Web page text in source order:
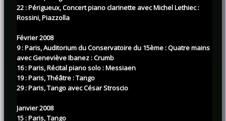
22 : Périgueux, Concert piano clarinette avec Michel Lethiec :
Rossini, Piazzolla
Février 2008
9 : Paris, Auditorium du Conservatoire du 15ème : Quatre mains
avec Geneviève Ibanez : Crumb
16 : Paris, Récital piano solo : Messiaen
19 : Paris, Théâtre : Tango
29 : Paris, Tango avec César Stroscio
Janvier 2008
15 : Paris, Tango